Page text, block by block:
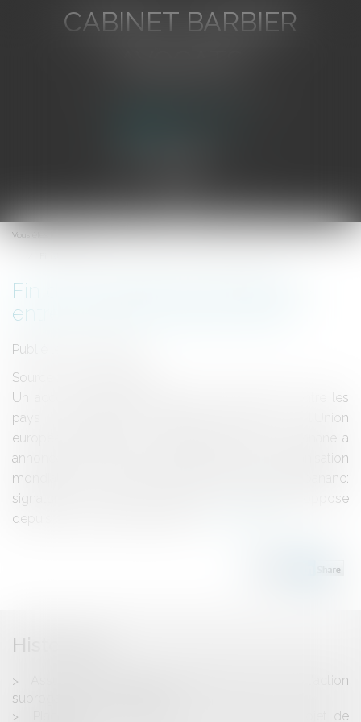
CABINET BARBIER
Ouvrir
le
Vous êtes ici :
Fin de la «guerre de la banane»
entre l'UE et l'Amérique latine
Publié le :
Source :
Un accord a été paraphé mardi 15 décembre entre les
pays producteurs d'Amérique latine et l'Union
européenne mettant fin à la longue guerre de la banane, a
annoncé la mission de l'Equateur auprès de l'Organisation
mondiale du commerce (OMC).Commerce de la banane:
signature d'un accordLa "guerre de la banane" oppose
depuis des décennies Bruxelles...
Historique
Assurance "dommages ouvrages": exercice de l'action
subrogatoire avant paiement
Placement de produit: le CSA adopte un projet de